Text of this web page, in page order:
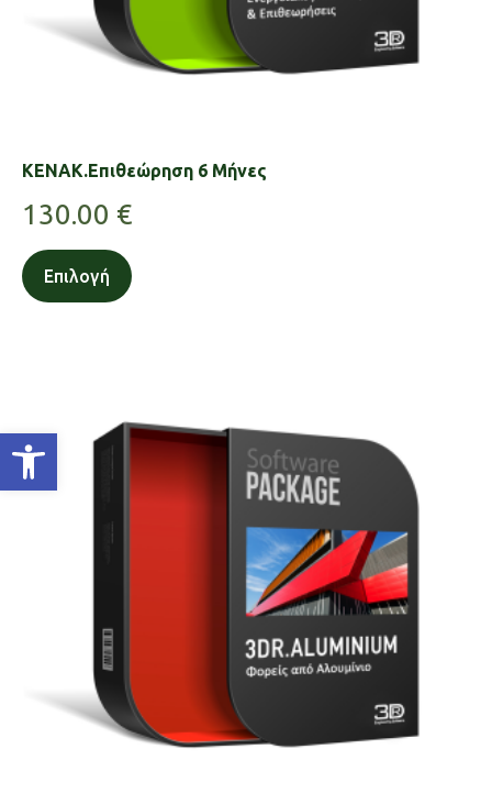
Ανοίξτε τη γραμμή εργαλείων
KENAK.Επιθεώρηση 6 Μήνες
130.00 €
Επιλογή